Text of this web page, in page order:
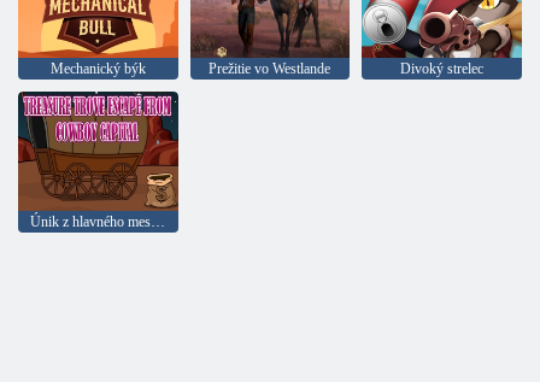
Mechanický býk Prežitie vo Westlande Divoký strelec
Únik z hlavného mesta Treasury Cowboy